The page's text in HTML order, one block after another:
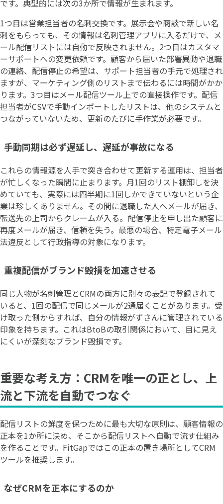
です。典型的には次の3か所で情報が生まれます。
1つ目は営業担当者の名刺交換です。展示会や商談で新しい名
刺をもらっても、その情報は名刺管理アプリに入るだけで、メ
ール配信リストには自動で反映されません。2つ目はカスタマ
ーサポートへの変更依頼です。顧客から届いた部署異動や退職
の連絡、配信停止の希望は、サポート担当者の手元で処理され
ますが、マーケティング側のリストまで伝わるには時間がかか
ります。3つ目はメール配信ツール上での直接操作です。配信
担当者がCSVで手動インポートしたリストは、他のシステムと
つながっていないため、更新のたびに手作業が必要です。
手動同期は必ず遅延し、遅延が事故になる
これらの情報源を人手で突き合わせて更新する運用は、担当者
が忙しくなった瞬間に止まります。月1回のリスト棚卸しを決
めていても、実際には四半期に1回しかできていないという企
業は珍しくありません。その間に退職した人へメールが届き、
転送先の上司からクレームが入る。配信停止を申し出た顧客に
再度メールが届き、信頼を失う。最悪の場合、特定電子メール
法違反として行政指導の対象になります。
重複配信がブランド毀損を加速させる
同じ人物が名刺管理とCRMの両方に別々の表記で登録されて
いると、1回の配信で同じメールが2通届くことがあります。受
け取った側からすれば、自分の情報がずさんに管理されている
印象を持ちます。これはBtoBの取引関係において、目に見え
にくいが深刻なブランド毀損です。
重要な考え方：CRMを唯一の正とし、上
流と下流を自動でつなぐ
配信リストの鮮度を保つために最も大切な原則は、顧客情報の
正本を1か所に決め、そこから配信リストへ自動で流す仕組み
を作ることです。FitGapではこの正本の置き場所としてCRM
ツールを推奨します。
なぜCRMを正本にするのか